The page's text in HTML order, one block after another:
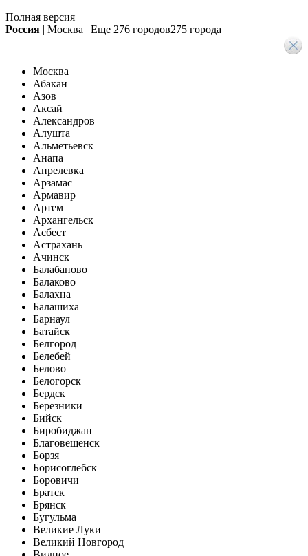
Полная версия
Россия | Москва | Еще 276 городов275 города
Москва
Абакан
Азов
Аксай
Александров
Алушта
Альметьевск
Анапа
Апрелевка
Арзамас
Армавир
Артем
Архангельск
Асбест
Астрахань
Ачинск
Балабаново
Балаково
Балахна
Балашиха
Барнаул
Батайск
Белгород
Белебей
Белово
Белогорск
Бердск
Березники
Бийск
Биробиджан
Благовещенск
Борзя
Борисоглебск
Боровичи
Братск
Брянск
Бугульма
Великие Луки
Великий Новгород